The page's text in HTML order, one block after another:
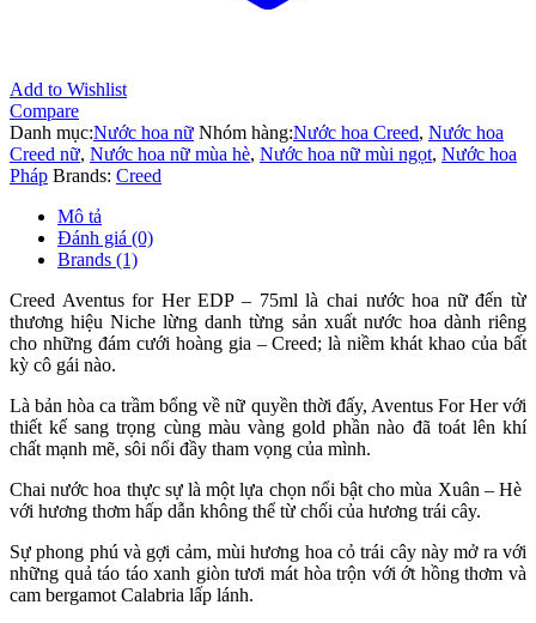
Add to Wishlist
Compare
Danh mục:Nước hoa nữ Nhóm hàng:Nước hoa Creed, Nước hoa
Creed nữ, Nước hoa nữ mùa hè, Nước hoa nữ mùi ngọt, Nước hoa
Pháp Brands: Creed
Mô tả
Đánh giá (0)
Brands (1)
Creed Aventus for Her EDP – 75ml là chai nước hoa nữ đến từ
thương hiệu Niche lừng danh từng sản xuất nước hoa dành riêng
cho những đám cưới hoàng gia – Creed; là niềm khát khao của bất
kỳ cô gái nào.
Là bản hòa ca trầm bổng về nữ quyền thời đấy, Aventus For Her với
thiết kế sang trọng cùng màu vàng gold phần nào đã toát lên khí
chất mạnh mẽ, sôi nổi đầy tham vọng của mình.
Chai nước hoa thực sự là một lựa chọn nổi bật cho mùa Xuân – Hè
với hương thơm hấp dẫn không thể từ chối của hương trái cây.
Sự phong phú và gợi cảm, mùi hương hoa cỏ trái cây này mở ra với
những quả táo táo xanh giòn tươi mát hòa trộn với ớt hồng thơm và
cam bergamot Calabria lấp lánh.